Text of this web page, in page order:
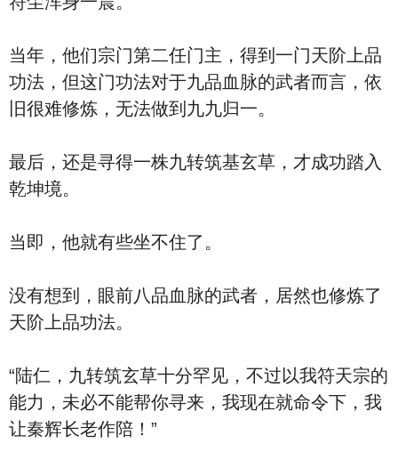
当年，他们宗门第二任门主，得到一门天阶上品
功法，但这门功法对于九品血脉的武者而言，依
旧很难修炼，无法做到九九归一。
最后，还是寻得一株九转筑基玄草，才成功踏入
乾坤境。
当即，他就有些坐不住了。
没有想到，眼前八品血脉的武者，居然也修炼了
天阶上品功法。
“陆仁，九转筑玄草十分罕见，不过以我符天宗的
能力，未必不能帮你寻来，我现在就命令下，我
让秦辉长老作陪！”